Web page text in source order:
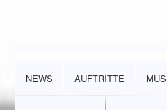
NEWS AUFTRITTE